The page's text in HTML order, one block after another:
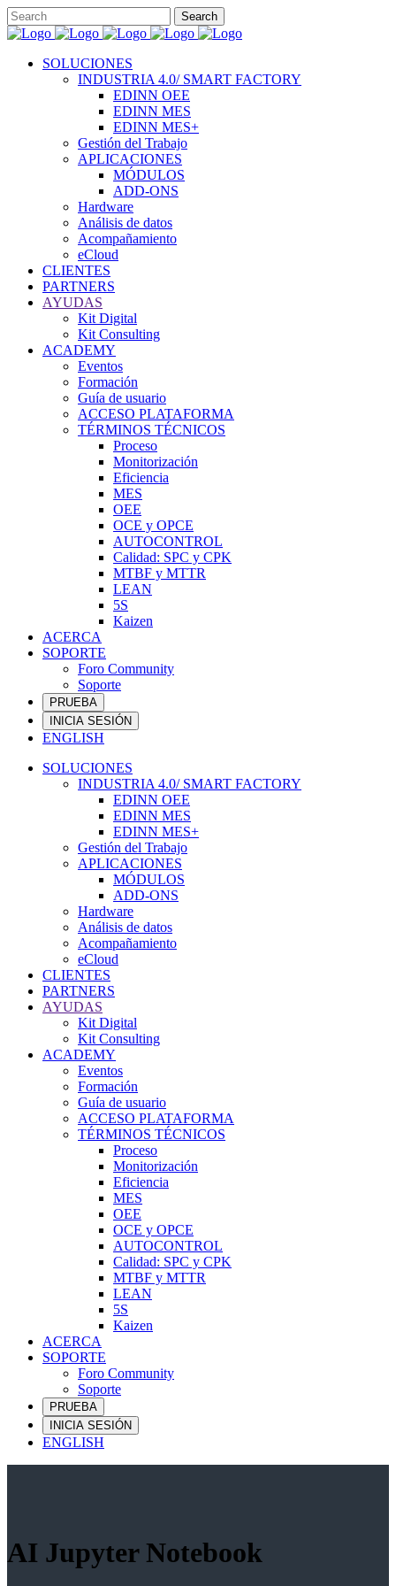
SOLUCIONES
INDUSTRIA 4.0/ SMART FACTORY
EDINN OEE
EDINN MES
EDINN MES+
Gestión del Trabajo
APLICACIONES
MÓDULOS
ADD-ONS
Hardware
Análisis de datos
Acompañamiento
eCloud
CLIENTES
PARTNERS
AYUDAS
Kit Digital
Kit Consulting
ACADEMY
Eventos
Formación
Guía de usuario
ACCESO PLATAFORMA
TÉRMINOS TÉCNICOS
Proceso
Monitorización
Eficiencia
MES
OEE
OCE y OPCE
AUTOCONTROL
Calidad: SPC y CPK
MTBF y MTTR
LEAN
5S
Kaizen
ACERCA
SOPORTE
Foro Community
Soporte
PRUEBA
INICIA SESIÓN
ENGLISH
SOLUCIONES
INDUSTRIA 4.0/ SMART FACTORY
EDINN OEE
EDINN MES
EDINN MES+
Gestión del Trabajo
APLICACIONES
MÓDULOS
ADD-ONS
Hardware
Análisis de datos
Acompañamiento
eCloud
CLIENTES
PARTNERS
AYUDAS
Kit Digital
Kit Consulting
ACADEMY
Eventos
Formación
Guía de usuario
ACCESO PLATAFORMA
TÉRMINOS TÉCNICOS
Proceso
Monitorización
Eficiencia
MES
OEE
OCE y OPCE
AUTOCONTROL
Calidad: SPC y CPK
MTBF y MTTR
LEAN
5S
Kaizen
ACERCA
SOPORTE
Foro Community
Soporte
PRUEBA
INICIA SESIÓN
ENGLISH
AI Jupyter Notebook